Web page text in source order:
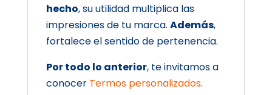
hecho, su utilidad multiplica las
impresiones de tu marca. Además,
fortalece el sentido de pertenencia.
Por todo lo anterior, te invitamos a
conocer Termos personalizados.